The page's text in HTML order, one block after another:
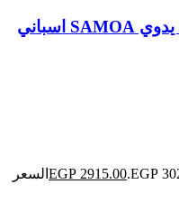
EGP 2915.00
السعر